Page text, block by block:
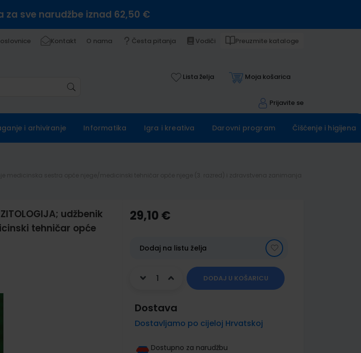
za sve narudžbe iznad 62,50 €
Kontakt O nama Česta pitanja Vodiči Preuzmite kataloge
Lista želja Moja košarica
Prijavite se
i arhiviranje Informatika Igra i kreativa Darovni program Čišćenje i higijena
udžbenik
tehničar opće
29,10 €
Dodaj na listu želja
DODAJ U KOŠARICU
Dostava
Dostavljamo po cijeloj Hrvatskoj
Dostupno za narudžbu